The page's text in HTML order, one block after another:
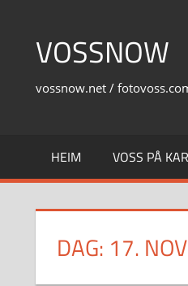
contentVOSSNOW
vossnow.net /
HEIM VOSS PÅ
DAG: 17.